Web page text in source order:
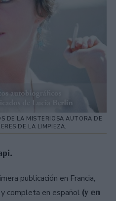
DE LA MISTERIOSA AUTORA DE
DE LA LIMPIEZA.
publicación en Francia,
completa en español (y en